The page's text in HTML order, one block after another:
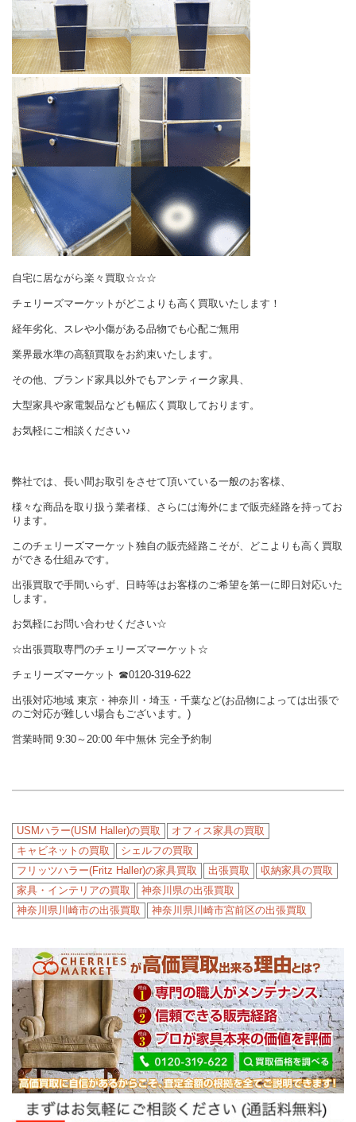
自宅に居ながら楽々買取☆☆☆
チェリーズマーケットがどこよりも高く買取いたします！
経年劣化、スレや小傷がある品物でも心配ご無用
業界最水準の高額買取をお約束いたします。
その他、ブランド家具以外でもアンティーク家具、
大型家具や家電製品なども幅広く買取しております。
お気軽にご相談ください♪
弊社では、長い間お取引をさせて頂いている一般のお客様、
様々な商品を取り扱う業者様、さらには海外にまで販売経路を持ってお
ります。
このチェリーズマーケット独自の販売経路こそが、どこよりも高く買取
ができる仕組みです。
出張買取で手間いらず、日時等はお客様のご希望を第一に即日対応いた
します。
お気軽にお問い合わせください☆
☆出張買取専門のチェリーズマーケット☆
チェリーズマーケット ☎︎0120-319-622
出張対応地域 東京・神奈川・埼玉・千葉など(お品物によっては出張で
のご対応が難しい場合もございます。)
営業時間 9:30～20:00 年中無休 完全予約制
USMハラー(USM Haller)の買取
オフィス家具の買取
キャビネットの買取
シェルフの買取
フリッツハラー(Fritz Haller)の家具買取
出張買取
収納家具の買取
家具・インテリアの買取
神奈川県の出張買取
神奈川県川崎市の出張買取
神奈川県川崎市宮前区の出張買取